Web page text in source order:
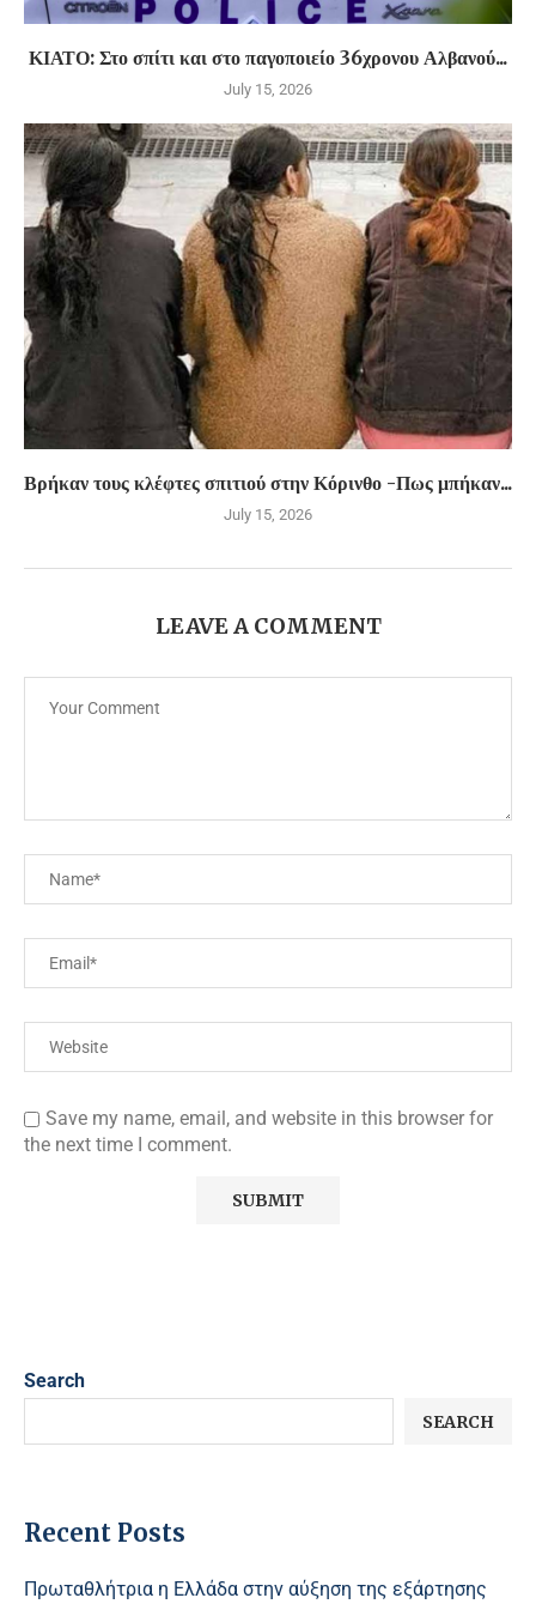
ΚΙΑΤΟ: Στο σπίτι και στο παγοποιείο 36χρονου Αλβανού...
July 15, 2026
Βρήκαν τους κλέφτες σπιτιού στην Κόρινθο -Πως μπήκαν...
July 15, 2026
LEAVE A COMMENT
Save my name, email, and website in this browser for
the next time I comment.
Search
SEARCH
Recent Posts
Πρωταθλήτρια η Ελλάδα στην αύξηση της εξάρτησης